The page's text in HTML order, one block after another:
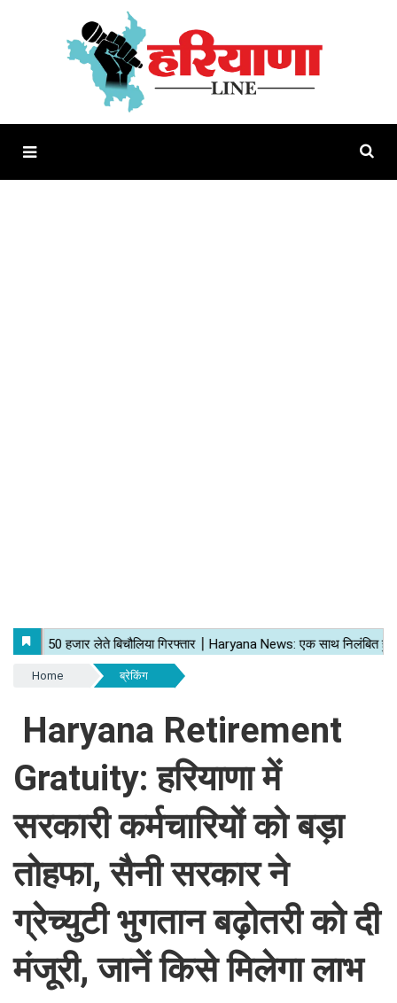
Home ब्रेकिंग
Haryana Retirement
Gratuity: हरियाणा में
सरकारी कर्मचारियों को बड़ा
तोहफा, सैनी सरकार ने
ग्रेच्युटी भुगतान बढ़ोतरी को दी
मंजूरी, जानें किसे मिलेगा लाभ